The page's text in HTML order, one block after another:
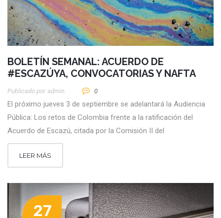
BOLETÍN SEMANAL: ACUERDO DE
#ESCAZÚYA, CONVOCATORIAS Y NAFTA
Publicado por Admin 0
El próximo jueves 3 de septiembre se adelantará la Audiencia
Pública: Los retos de Colombia frente a la ratificación del
Acuerdo de Escazú, citada por la Comisión II del
LEER MÁS
27